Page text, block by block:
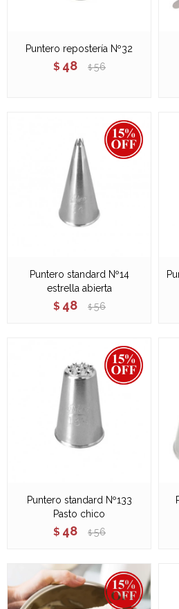
Puntero repostería Nº32
$ 48 $ 56
Puntero standard Nº14
estrella abierta
$ 48 $ 56
Puntero standard Nº133
Pasto chico
$ 48 $ 56